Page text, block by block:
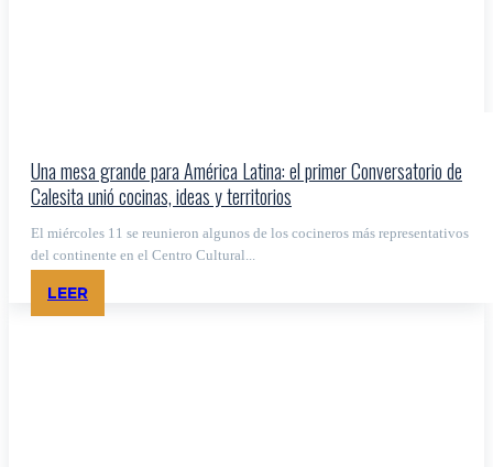
Una mesa grande para América Latina: el primer Conversatorio de
Calesita unió cocinas, ideas y territorios
El miércoles 11 se reunieron algunos de los cocineros más representativos
del continente en el Centro Cultural...
LEER